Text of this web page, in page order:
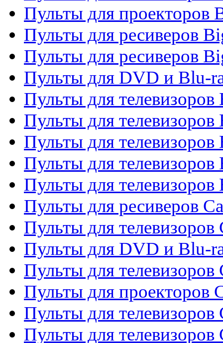
Пульты для проекторов
Пульты для ресиверов
Пульты для ресиверов
Пульты для DVD и Blu-
Пульты для телевизоров
Пульты для телевизоров
Пульты для телевизоров
Пульты для телевизоров
Пульты для телевизоров
Пульты для ресиверов
Пульты для телевизоров
Пульты для DVD и Blu-
Пульты для телевизоров
Пульты для проекторов
Пульты для телевизоров
Пульты для телевизоров